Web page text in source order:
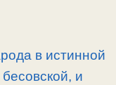
в истинной
и